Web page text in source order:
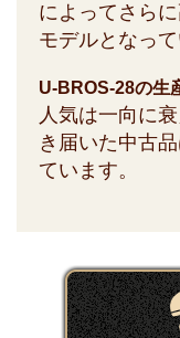
によってさら
モデルとなって
U-BROS-28の生
人気は一向に
き届いた中古
ています。